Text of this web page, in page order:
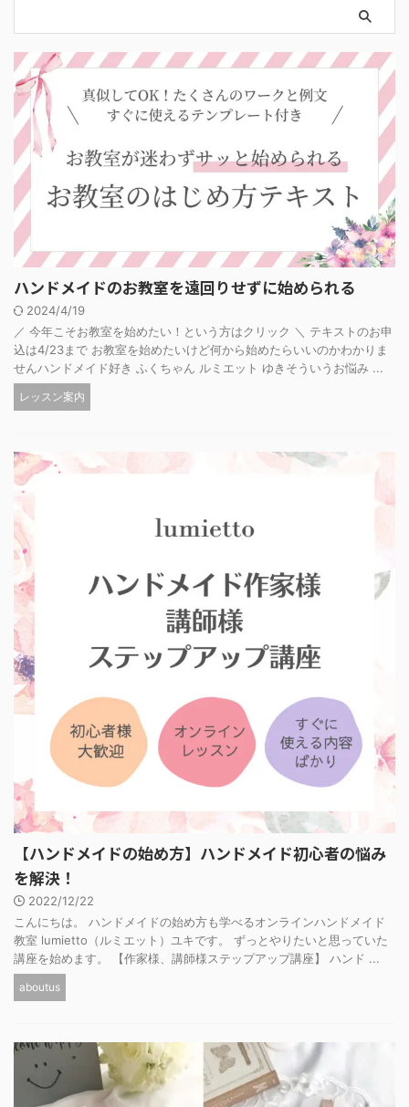
ハンドメイドのお教室を遠回りせずに始められる
2024/4/19
／ 今年こそお教室を始めたい！という方はクリック ＼ テキストのお申
込は4/23まで お教室を始めたいけど何から始めたらいいのかわかりま
せんハンドメイド好き ふくちゃん ルミエット ゆきそういうお悩み ...
レッスン案内
【ハンドメイドの始め方】ハンドメイド初心者の悩み
を解決！
2022/12/22
こんにちは。 ハンドメイドの始め方も学べるオンラインハンドメイド
教室 lumietto（ルミエット）ユキです。 ずっとやりたいと思っていた
講座を始めます。 【作家様、講師様ステップアップ講座】 ハンド ...
aboutus